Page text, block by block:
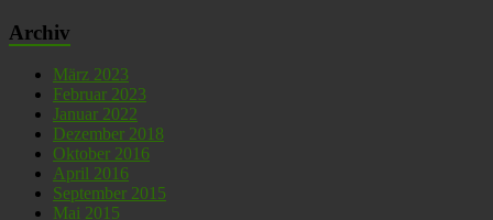
Archiv
März 2023
Februar 2023
Januar 2022
Dezember 2018
Oktober 2016
April 2016
September 2015
Mai 2015